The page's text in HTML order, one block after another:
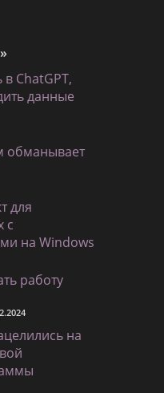
ChatGPT,
данные
обманывает
для
с
на Windows
работу
на